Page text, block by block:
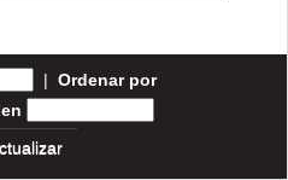
| Ordenar por